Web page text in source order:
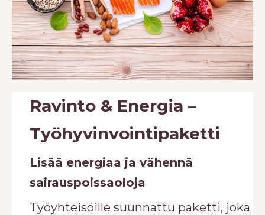
Ravinto & Energia –
Työhyvinvointipaketti
Lisää energiaa ja vähennä
sairauspoissaoloja
Työyhteisöille suunnattu paketti, joka